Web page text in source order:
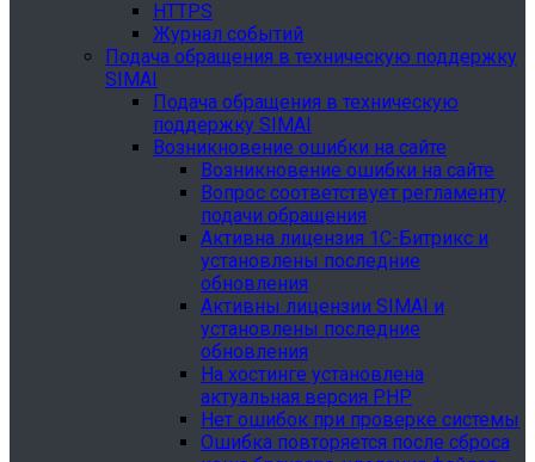
HTTPS
Журнал событий
Подача обращения в техническую поддержку
SIMAI
Подача обращения в техническую
поддержку SIMAI
Возникновение ошибки на сайте
Возникновение ошибки на сайте
Вопрос соответствует регламенту
подачи обращения
Активна лицензия 1С-Битрикс и
установлены последние
обновления
Активны лицензии SIMAI и
установлены последние
обновления
На хостинге установлена
актуальная версия PHP
Нет ошибок при проверке системы
Ошибка повторяется после сброса